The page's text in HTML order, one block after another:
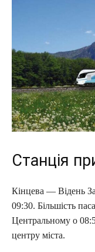
Станція
Кінцева — Відень
09:30. Більшість
Центральному о
центру міста.